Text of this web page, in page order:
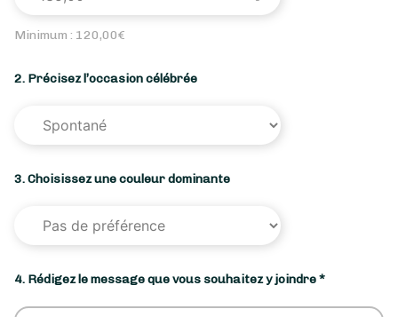
Minimum : 120,00€
2. Précisez l’occasion célébrée
3. Choisissez une couleur dominante
4. Rédigez le message que vous souhaitez y joindre *